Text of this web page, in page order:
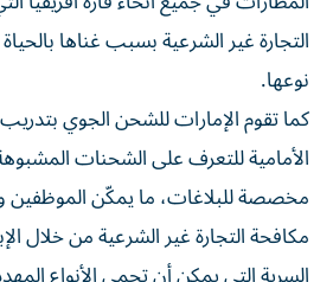
التجارة غير الشرعية بسبب غناها بالحياة
نوعها.
كما تقوم الإمارات للشحن الجوي
الأمامية للتعرف على الشحنات المشبوهة
مخصصة للبلاغات، ما يمكّن الموظفين
مكافحة التجارة غير الشرعية من خلال